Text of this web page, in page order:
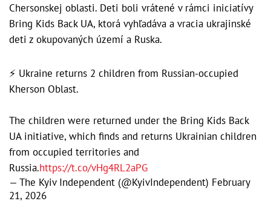
Chersonskej oblasti. Deti boli vrátené v rámci iniciatívy
Bring Kids Back UA, ktorá vyhľadáva a vracia ukrajinské
deti z okupovaných území a Ruska.
⚡️ Ukraine returns 2 children from Russian-occupied
Kherson Oblast.
The children were returned under the Bring Kids Back
UA initiative, which finds and returns Ukrainian children
from occupied territories and
Russia.https://t.co/vHg4RL2aPG
— The Kyiv Independent (@KyivIndependent) February
21, 2026